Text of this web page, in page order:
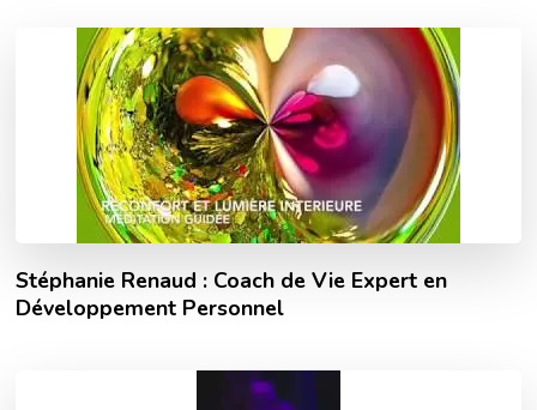
Stéphanie Renaud : Coach de Vie Expert en
Développement Personnel